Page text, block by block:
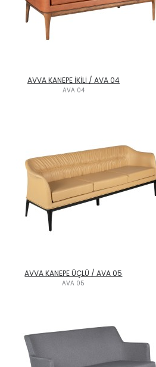
AVVA KANEPE İKİLİ / AVA 04
AVA 04
AVVA KANEPE ÜÇLÜ / AVA 05
AVA 05